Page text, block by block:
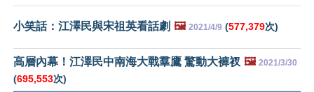
小笑話：江澤民與宋祖英看話劇 🖼️ 2021/4/9 (577,379次)
高層內幕！江澤民中南海大戰羣鷹 驚動大褲衩 🖼️ 2021/3/30
(695,553次)